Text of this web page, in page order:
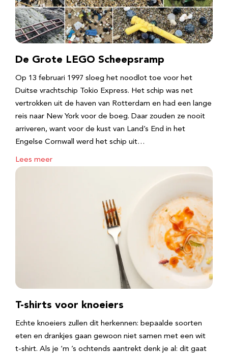
De Grote LEGO Scheepsramp
Op 13 februari 1997 sloeg het noodlot toe voor het
Duitse vrachtschip Tokio Express. Het schip was net
vertrokken uit de haven van Rotterdam en had een lange
reis naar New York voor de boeg. Daar zouden ze nooit
arriveren, want voor de kust van Land’s End in het
Engelse Cornwall werd het schip uit…
Lees meer
T-shirts voor knoeiers
Echte knoeiers zullen dit herkennen: bepaalde soorten
eten en drankjes gaan gewoon niet samen met een wit
t-shirt. Als je ‘m ’s ochtends aantrekt denk je al: dit gaat